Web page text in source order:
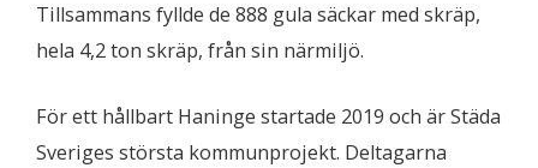
Tillsammans fyllde de 888 gula säckar med skräp,
hela 4,2 ton skräp, från sin närmiljö.
För ett hållbart Haninge startade 2019 och är Städa
Sveriges största kommunprojekt. Deltagarna